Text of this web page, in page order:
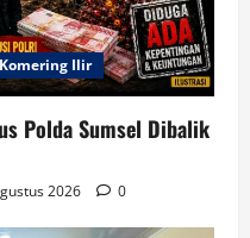
Ilir
Polda Sumsel Dibalik
2026 0